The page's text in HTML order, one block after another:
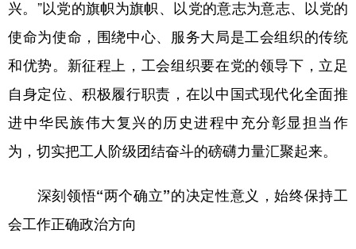
食品 人居 信息化 数字经济
学术中国 乡村振兴 银龄 溯源中国
彩票 娱乐 悦读
公益 一带一路 亚太网 上市公司
兴。”以党的旗帜为旗帜、以党的意志为意志、以党的
使命为使命，围绕中心、服务大局是工会组织的传统
和优势。新征程上，工会组织要在党的领导下，立足
自身定位、积极履行职责，在以中国式现代化全面推
进中华民族伟大复兴的历史进程中充分彰显担当作
为，切实把工人阶级团结奋斗的磅礴力量汇聚起来。
深刻领悟“两个确立”的决定性意义，始终保持工
会工作正确政治方向